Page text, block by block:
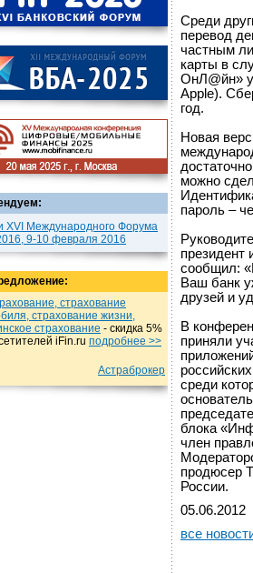
XVI Международного Форума
9-10 февраля 2016
страхование
страхование жизни,
страхование - cкидка 5%
iFin.ru подробнеe >>
Астраброкер
Среди
перевод
частным
карты в
ОнЛ@йн»
Apple).
год.
Новая
можно
пароль –
президент
сообщил:
Ваш банк
друзей и
В
приняли
среди
блока
член
продюсер
России.
05.06.2012
все